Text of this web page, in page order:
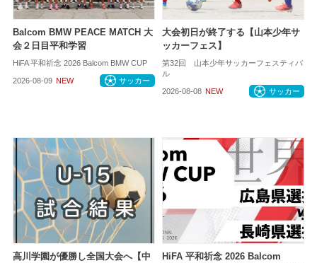
Balcom BMW PEACE MATCH 大
会２日目平和学習
HiFA 平和祈念 2026 Balcom BMW CUP
2026-08-09 NEW サッカー
大会初日が終了する【山本少年サ
ッカーフェス】
第32回 山本少年サッカーフェスティバ
ル
2026-08-08 NEW サッカー
高川学園が優勝し全国大会へ【中
HiFA 平和祈念 2026 Balcom